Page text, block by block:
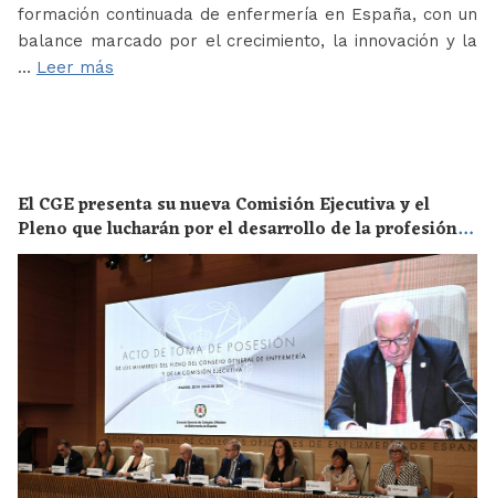
formación continuada de enfermería en España, con un
balance marcado por el crecimiento, la innovación y la
… Leer más
El CGE presenta su nueva Comisión Ejecutiva y el
Pleno que lucharán por el desarrollo de la profesión
en los próximos años